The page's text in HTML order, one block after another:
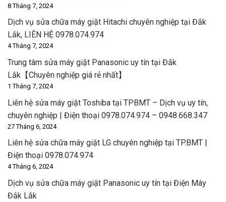
8 Tháng 7, 2024
Dịch vụ sửa chữa máy giặt Hitachi chuyên nghiệp tại Đắk
Lắk, LIÊN HỆ 0978.074.974
4 Tháng 7, 2024
Trung tâm sửa máy giặt Panasonic uy tín tại Đắk
Lắk【Chuyên nghiệp giá rẻ nhất】
1 Tháng 7, 2024
Liên hệ sửa máy giặt Toshiba tại TPBMT – Dịch vụ uy tín,
chuyên nghiệp | Điện thoại 0978.074.974 – 0948.668.347
27 Tháng 6, 2024
Liên hệ sửa chữa máy giặt LG chuyên nghiệp tại TP.BMT |
Điện thoại 0978.074.974
4 Tháng 6, 2024
Dịch vụ sửa chữa máy giặt Panasonic uy tín tại Điện Máy
Đắk Lắk